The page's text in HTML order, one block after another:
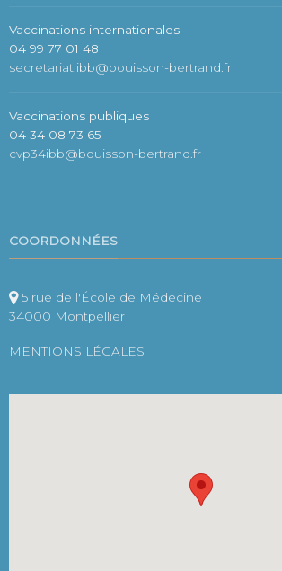
Vaccinations internationales
04 99 77 01 48
secretariat.ibb@bouisson-bertrand.fr
Vaccinations publiques
04 34 08 73 65
cvp34ibb@bouisson-bertrand.fr
COORDONNÉES
5 rue de l'École de Médecine
34000 Montpellier
MENTIONS LÉGALES